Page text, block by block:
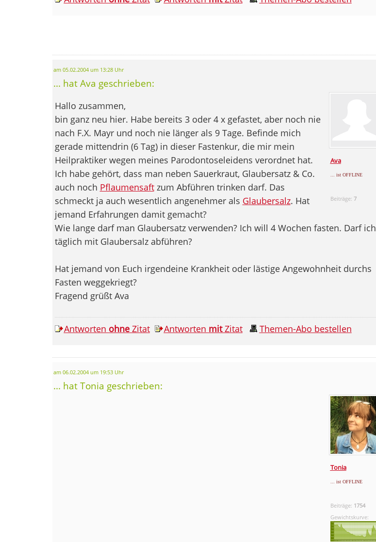
am 05.02.2004 um 13:28 Uhr
... hat Ava geschrieben:
Ava
... ist OFFLINE
Beiträge: 7
Hallo zusammen,
bin ganz neu hier. Habe bereits 3 oder 4 x gefastet, aber noch nie
nach F.X. Mayr und noch nie länger als 9 Tage. Befinde mich
gerade mittendrin (6 Tag) in dieser Fastenkur, die mir mein
Heilpraktiker wegen meines Parodontoseleidens verordnet hat.
Ich habe gehört, dass man neben Sauerkraut, Glaubersatz & Co.
auch noch Pflaumensaftzum Abführen trinken darf. Das
schmeckt ja auch wesentlich angenehmer als Glaubersalz. Hat
jemand Erfahrungen damit gemacht?
Wie lange darf man Glaubersatz verwenden? Ich will 4 Wochen fasten. Darf ich
täglich mit Glaubersalz abführen?
Hat jemand von Euch irgendeine Krankheit oder lästige Angewohnheit durchs
Fasten weggekriegt?
Fragend grüßt Ava
Antworten ohneZitat Antworten mitZitat Themen-Abo bestellen
am 06.02.2004 um 19:53 Uhr
... hat Tonia geschrieben:
Tonia
... ist OFFLINE
Beiträge: 1754
Gewichtskurve: